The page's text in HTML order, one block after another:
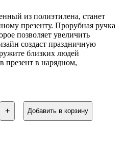
из полиэтилена, станет
презенту. Прорубная ручка
позволяет увеличить
создаст праздничную
близких людей
презент в нарядном,
+ Добавить в корзину